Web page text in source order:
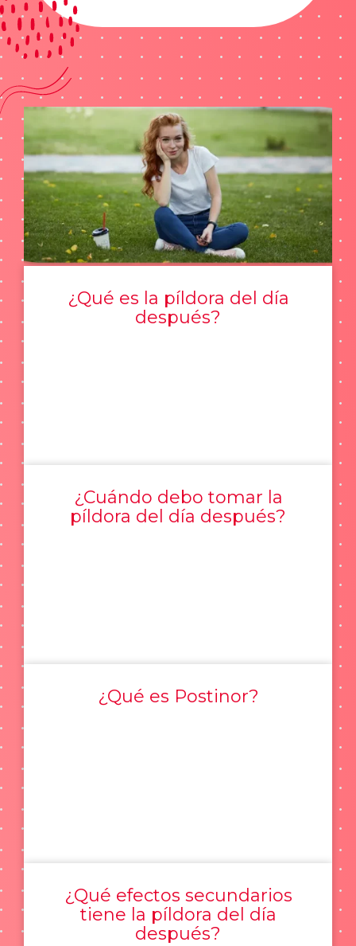
¿Qué es la píldora del día
después?
¿Cuándo debo tomar la
píldora del día después?
¿Qué es Postinor?
¿Qué efectos secundarios
tiene la píldora del día
después?